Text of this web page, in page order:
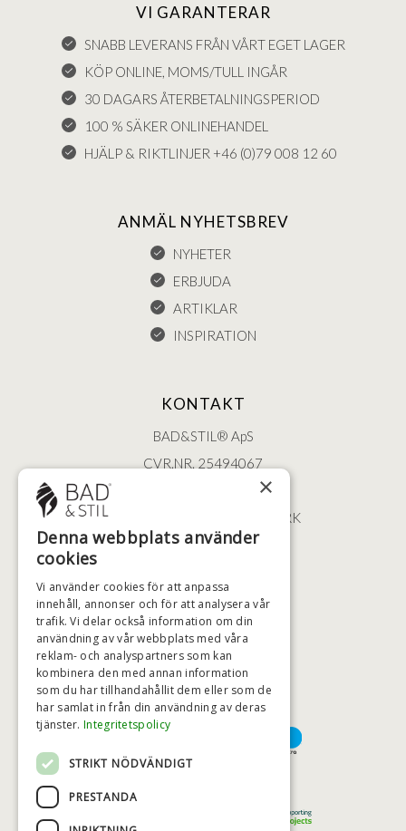
VI GARANTERAR
SNABB LEVERANS FRÅN VÅRT EGET LAGER
KÖP ONLINE, MOMS/TULL INGÅR
30 DAGARS ÅTERBETALNINGSPERIOD
100 % SÄKER ONLINEHANDEL
HJÄLP & RIKTLINJER +46 (0)79 008 12 60
ANMÄL NYHETSBREV
NYHETER
ERBJUDA
ARTIKLAR
INSPIRATION
KONTAKT
BAD&STIL® ApS
CVR.NR. 25494067
ØSTERBROGADE 202
2100 KØBENHAVN • DANMARK
+46 (0)79 008 12 60
HÖGSTA KREDITVÄRDIGHET
BETALNINGSALTERNATIV
×
Denna webbplats använder
cookies
Vi använder cookies för att anpassa
innehåll, annonser och för att analysera vår
trafik. Vi delar också information om din
användning av vår webbplats med våra
reklam- och analyspartners som kan
kombinera den med annan information
som du har tillhandahållit dem eller som de
har samlat in från din användning av deras
tjänster. Integritetspolicy
STRIKT NÖDVÄNDIGT
PRESTANDA